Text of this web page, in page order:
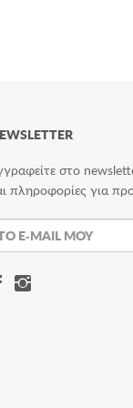
στο
πληροφορίες για